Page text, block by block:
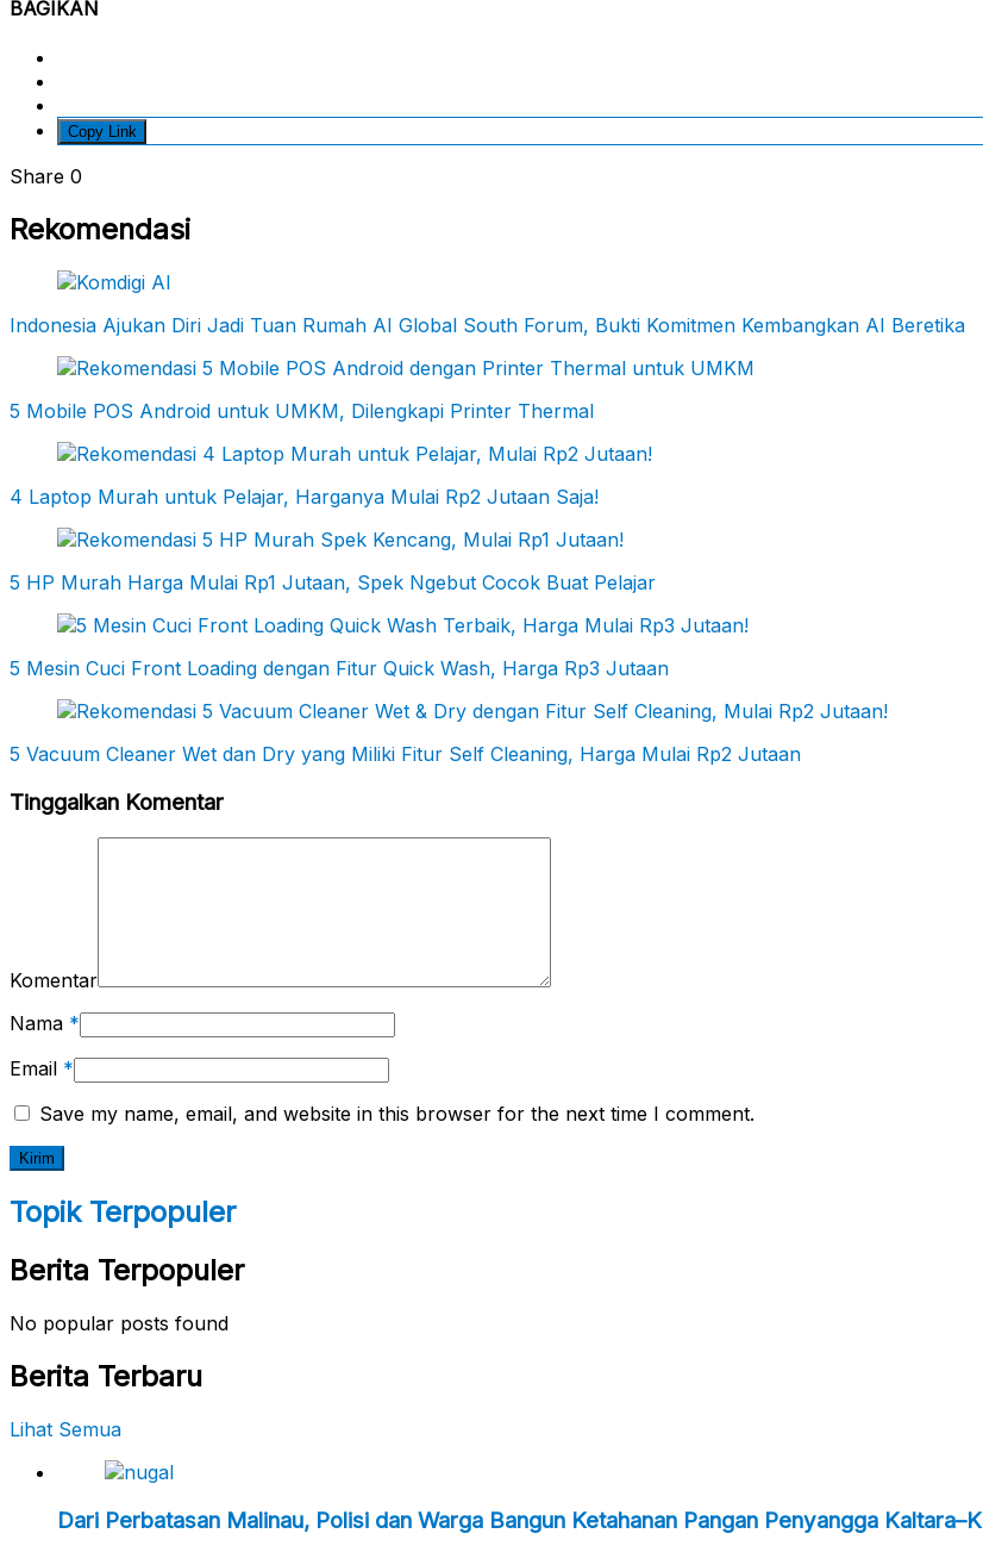
BAGIKAN
Copy Link
Share 0
Rekomendasi
Indonesia Ajukan Diri Jadi Tuan Rumah AI Global South Forum, Bukti Komitmen Kembangkan AI Beretika
5 Mobile POS Android untuk UMKM, Dilengkapi Printer Thermal
4 Laptop Murah untuk Pelajar, Harganya Mulai Rp2 Jutaan Saja!
5 HP Murah Harga Mulai Rp1 Jutaan, Spek Ngebut Cocok Buat Pelajar
5 Mesin Cuci Front Loading dengan Fitur Quick Wash, Harga Rp3 Jutaan
5 Vacuum Cleaner Wet dan Dry yang Miliki Fitur Self Cleaning, Harga Mulai Rp2 Jutaan
Tinggalkan Komentar
Komentar
Nama *
Email *
Save my name, email, and website in this browser for the next time I comment.
Topik Terpopuler
Berita Terpopuler
No popular posts found
Berita Terbaru
Lihat Semua
Dari Perbatasan Malinau, Polisi dan Warga Bangun Ketahanan Pangan Penyangga